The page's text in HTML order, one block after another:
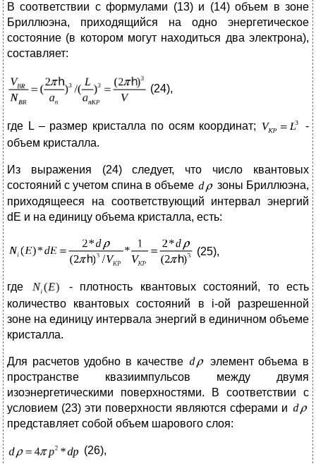
В соответствии с формулами (13) и (14) объем в зоне
Бриллюэна, приходящийся на одно энергетическое
состояние (в котором могут находиться два электрона),
составляет:
(24),
где L – размер кристалла по осям координат;
-
объем кристалла.
Из выражения (24) следует, что число квантовых
состояний с учетом спина в объеме
зоны Бриллюэна,
приходящееся на соответствующий интервал энергий
dE и на единицу объема кристалла, есть:
(25),
где
- плотность квантовых состояний, то есть
количество квантовых состояний в i-ой разрешенной
зоне на единицу интервала энергий в единичном объеме
кристалла.
Для расчетов удобно в качестве
элемент объема в
пространстве квазиимпульсов между двумя
изоэнергетическими поверхностями. В соответствии с
условием (23) эти поверхности являются сферами и
представляет собой объем шарового слоя:
(26),